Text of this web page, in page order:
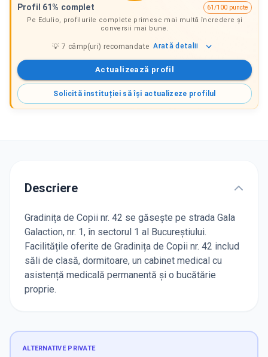
Profil 61% complet
61/100 puncte
Pe Edulio, profilurile complete primesc mai multă încredere și
conversii mai bune.
💡7 câmp(uri) recomandate Arată detalii
Actualizează profil
Solicită instituției să își actualizeze profilul
Descriere
Gradinița de Copii nr. 42 se găsește pe strada Gala
Galaction, nr. 1, în sectorul 1 al Bucureștiului.
Facilitățile oferite de Gradinița de Copii nr. 42 includ
săli de clasă, dormitoare, un cabinet medical cu
asistență medicală permanentă și o bucătărie
proprie.
ALTERNATIVE PRIVATE